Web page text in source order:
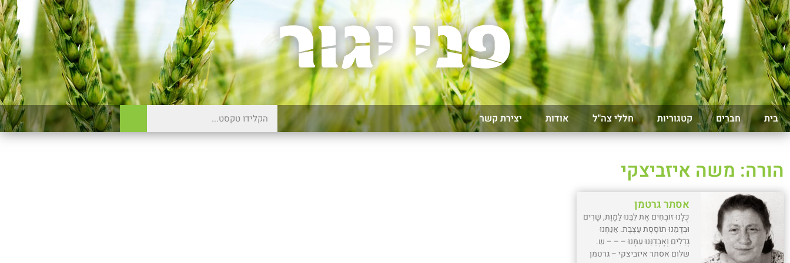
בית חברים קטגוריות חללי צה"ל אודות יצירת קשר
הורה: משה איזביצקי
אסתר גרטמן
כֻּלָנוּ זוֹבְחִים אֶת לִבֵּנוּ לַמָוֶת, שָׁרִים
וּבְדָמֵנוּ תוֹסֶסֶת עֲצֶבֶת. אֲנַחְנוּ
גְדֵלִים וְאָבְדַנֵּנוּ עִמָּנוּ – – – ש.
שלום אסתר איזביצקי – גרטמן